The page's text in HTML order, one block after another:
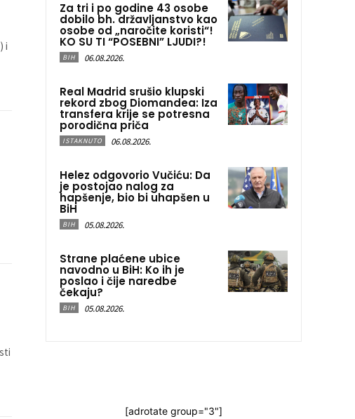
i
Za tri i po godine 43 osobe
dobilo bh. državljanstvo kao
osobe od „naročite koristi“!
KO SU TI “POSEBNI” LJUDI?!
BIH 06.08.2026.
Real Madrid srušio klupski
rekord zbog Diomandea: Iza
transfera krije se potresna
porodična priča
ISTAKNUTO 06.08.2026.
Helez odgovorio Vučiću: Da
je postojao nalog za
hapšenje, bio bi uhapšen u
BiH
BIH 05.08.2026.
Strane plaćene ubice
navodno u BiH: Ko ih je
poslao i čije naredbe
čekaju?
BIH 05.08.2026.
[adrotate group="3"]